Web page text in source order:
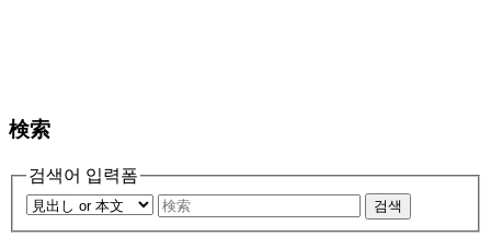
検索
검색어 입력폼
검색